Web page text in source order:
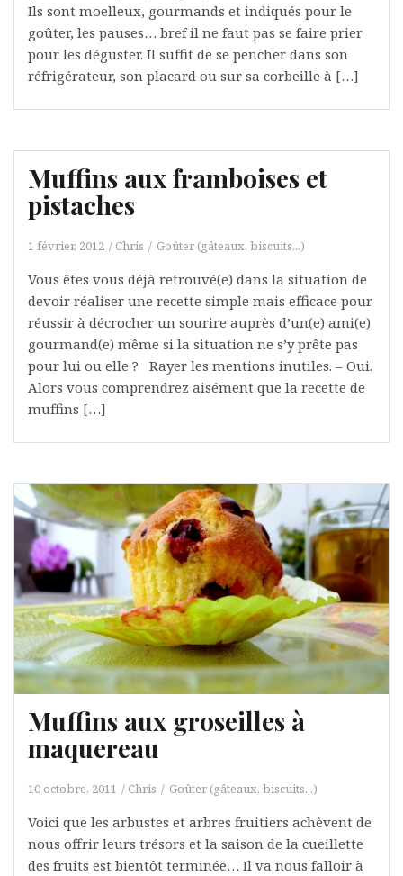
Ils sont moelleux, gourmands et indiqués pour le
goûter, les pauses… bref il ne faut pas se faire prier
pour les déguster. Il suffit de se pencher dans son
réfrigérateur, son placard ou sur sa corbeille à […]
Muffins aux framboises et
pistaches
1 février, 2012 Chris Goûter (gâteaux, biscuits...)
Vous êtes vous déjà retrouvé(e) dans la situation de
devoir réaliser une recette simple mais efficace pour
réussir à décrocher un sourire auprès d’un(e) ami(e)
gourmand(e) même si la situation ne s’y prête pas
pour lui ou elle ? Rayer les mentions inutiles. – Oui.
Alors vous comprendrez aisément que la recette de
muffins […]
Muffins aux groseilles à
maquereau
10 octobre, 2011 Chris Goûter (gâteaux, biscuits...)
Voici que les arbustes et arbres fruitiers achèvent de
nous offrir leurs trésors et la saison de la cueillette
des fruits est bientôt terminée… Il va nous falloir à